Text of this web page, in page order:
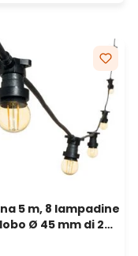
5 m, 8 lampadine
Ø 45 mm di 2
nero,